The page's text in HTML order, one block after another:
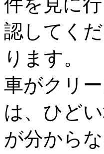
認してく
ります。
車がクリ
は、ひど
が分から